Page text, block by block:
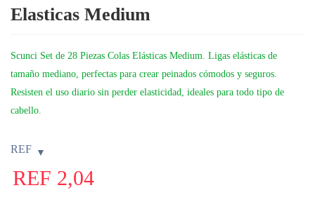
Elasticas Medium
Scunci Set de 28 Piezas Colas Elásticas Medium. Ligas elásticas de
tamaño mediano, perfectas para crear peinados cómodos y seguros.
Resisten el uso diario sin perder elasticidad, ideales para todo tipo de
cabello.
REF
REF 2,04